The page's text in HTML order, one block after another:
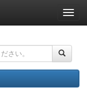
ナ
ビ
ー
ョ
ン